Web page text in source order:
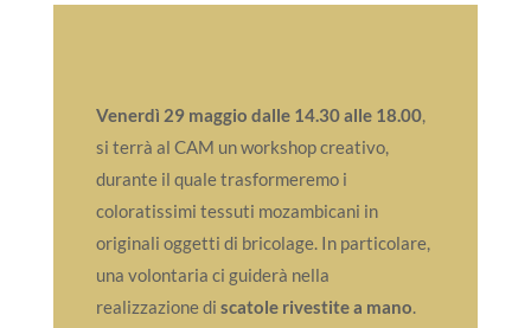
Venerdì 29 maggio dalle 14.30 alle 18.00,
si terrà al CAM un workshop creativo,
durante il quale trasformeremo i
coloratissimi tessuti mozambicani in
originali oggetti di bricolage. In particolare,
una volontaria ci guiderà nella
realizzazione di scatole rivestite a mano.